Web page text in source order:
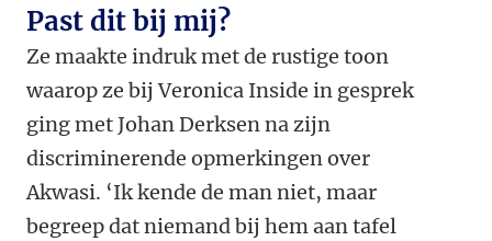
Past dit bij mij?
Ze maakte indruk met de rustige toon
waarop ze bij Veronica Inside in gesprek
ging met Johan Derksen na zijn
discriminerende opmerkingen over
Akwasi. ‘Ik kende de man niet, maar
begreep dat niemand bij hem aan tafel